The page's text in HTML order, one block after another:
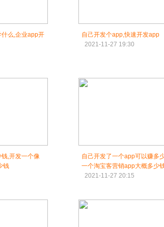
么,企业app开
自己开发个app,快速开发app
2021-11-27 19:30
,开发一个像
钱
自己开发了一个app可以赚多
一个淘宝客营销app大概多少
2021-11-27 20:15